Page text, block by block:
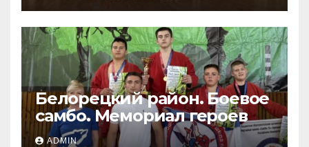
Белорецкий район. Боевое
самбо. Мемориал героев
ADMIN